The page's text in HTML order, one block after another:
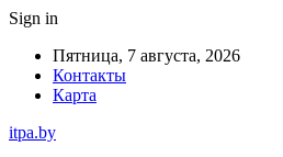
Sign in
Пятница, 7 августа, 2026
Контакты
Карта
itpa.by